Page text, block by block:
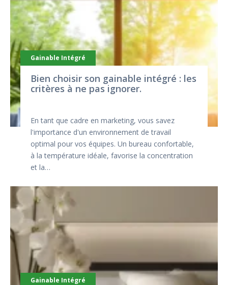
Gainable Intégré
Bien choisir son gainable intégré : les
critères à ne pas ignorer.
En tant que cadre en marketing, vous savez
l'importance d'un environnement de travail
optimal pour vos équipes. Un bureau confortable,
à la température idéale, favorise la concentration
et la…
Gainable Intégré